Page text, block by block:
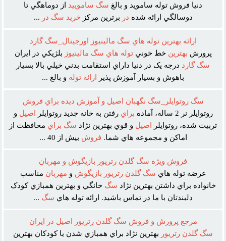
دنيا فروش توله سامويد و بالغ سگ ساموييد از دوماهگي تا
دوسالگي ارائه شده در برترين مرکز خريد سگ در ...
ارائه بهترين توله هاي سگ مالينيوز اورجينال_سگ گارد
پرورش بهترين خط خونيتوله هاي سگ مالينيوز بلژيکي در ايران
سگ گارد درجه يک در دنيا داراي استقامت بدني خيلي بالا بسيار
باهوش و بسيار آموزش پذير
ارائه توله و بالغ ...
سگ روتوايلر_سگ نگهبان اصيل و آموزش ديده براي فروش
روتوايلر نر 2 ساله، آماده
براي رفتن به خانه جديد روتوايلر اصيل و
تربيت شده، روتوايلر
اصيل و قوي بهترين نژاد سگ براي محافظت از
اماکن و مجموعه هاي شما. فروش بيش از 40 ...
فروش ويژه سگ گلدن رتريور بازيگوش و مهربان
عرضه توله هاي سگ گلدن رتريور بازيگوش و مهربان مناسب
خانواده براي داشتن بهترين نژاد سگ خانگي و بهترين همبازي کودک
دلبندتان با ما در تماس باشيد. ارائه توله هاي سگ ...
مرجع پرورش و فروش سگ گلدن رتريور اصيل در ايران
سگ گلدن رتريور بهترين نژاد براي همبازي شدن با کودکان بهترين